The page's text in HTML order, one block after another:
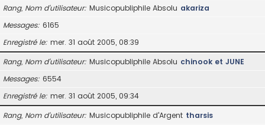
Rang, Nom d’utilisateur Musicopubliphile Absolu akariza
Messages 6165
Enregistré le mer. 31 août 2005, 08:39
Rang, Nom d’utilisateur Musicopubliphile Absolu chinook et JUNE
Messages 6554
Enregistré le mer. 31 août 2005, 09:34
Rang, Nom d’utilisateur Musicopubliphile d'Argent tharsis